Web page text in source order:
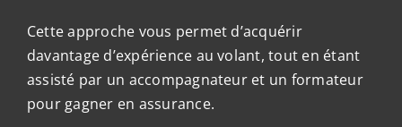
Cette approche vous permet d’acquérir
davantage d’expérience au volant, tout en étant
assisté par un accompagnateur et un formateur
pour gagner en assurance.